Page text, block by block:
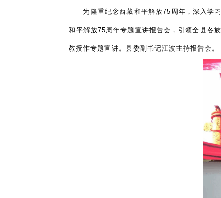
为隆重纪念西藏和平解放75周年，深入学
和平解放75周年专题宣讲报告会，引领全县各
教授作专题宣讲。县委副书记江波主持报告会。